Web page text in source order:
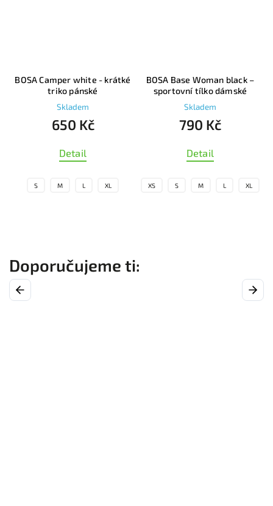
BOSA Camper white - krátké
triko pánské
Skladem
650 Kč
Detail
S M L XL
BOSA Base Woman black –
sportovní tílko dámské
Skladem
790 Kč
Detail
XS S M L XL
Previous Next